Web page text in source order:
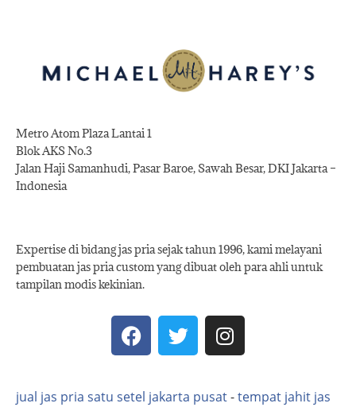
Metro Atom Plaza Lantai 1
Blok AKS No.3
Jalan Haji Samanhudi, Pasar Baroe, Sawah Besar, DKI Jakarta –
Indonesia
Expertise di bidang jas pria sejak tahun 1996, kami melayani
pembuatan jas pria custom yang dibuat oleh para ahli untuk
tampilan modis kekinian.
jual jas pria satu setel jakarta pusat-tempat jahit jas